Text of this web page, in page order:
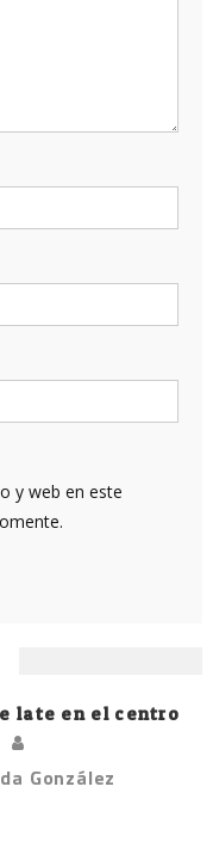
y web en este
late en el centro
González